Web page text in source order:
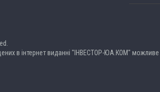
в інтернет виданні "ІНВЕСТОР-ЮА.КОМ" можливе